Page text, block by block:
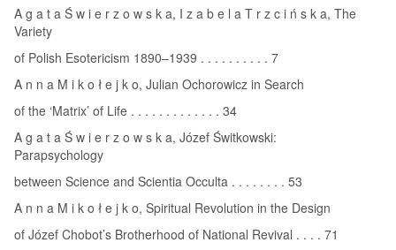
A g a t a Ś w i e r z o w s k a, I z a b e l a T r z c i ń s k a, The
Variety
of Polish Esotericism 1890–1939 . . . . . . . . . . 7
A n n a M i k o ł e j k o, Julian Ochorowicz in Search
of the ‘Matrix’ of Life . . . . . . . . . . . . . 34
A g a t a Ś w i e r z o w s k a, Józef Świtkowski:
Parapsychology
between Science and Scientia Occulta . . . . . . . . 53
A n n a M i k o ł e j k o, Spiritual Revolution in the Design
of Józef Chobot’s Brotherhood of National Revival . . . . 71